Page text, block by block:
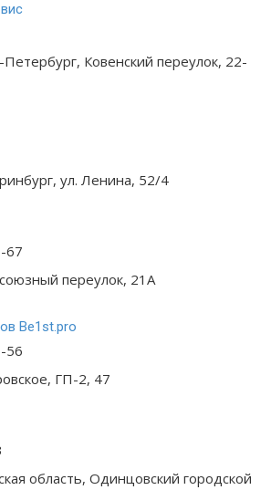
Петербург, Ковенский переулок, 22-
ул. Ленина, 52/4
67
переулок, 21А
Be1st.pro
56
ГП-2, 47
область, Одинцовский городской